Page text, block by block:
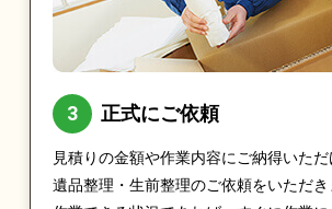
正式にご依頼
見積りの金額や作業内容にご納得いた
遺品整理・生前整理のご依頼をいただき